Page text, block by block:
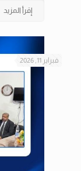
إقرأ المزيد
فبراير 11, 2026